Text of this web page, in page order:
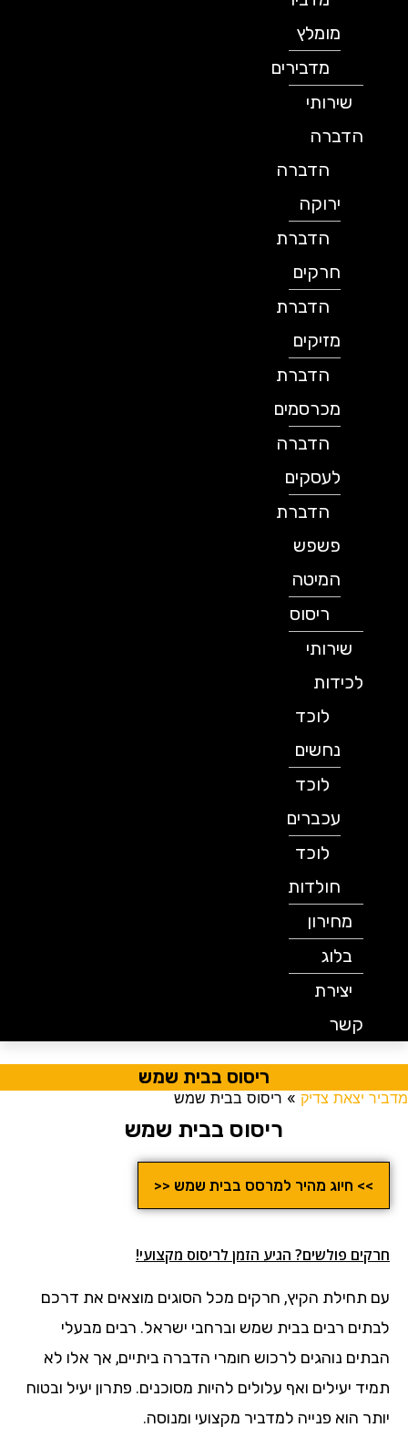
מומלץ
מדבירים
שירותי
הדברה
הדברה
ירוקה
הדברת
חרקים
הדברת
מזיקים
הדברת
מכרסמים
הדברה
לעסקים
הדברת
פשפש
המיטה
ריסוס
שירותי
לכידות
לוכד
נחשים
לוכד
עכברים
לוכד
חולדות
מחירון
בלוג
יצירת
קשר
ריסוס בבית שמש
מדביר יצאת צדיק » ריסוס בבית שמש
ריסוס בבית שמש
>> חיוג מהיר למרסס בבית שמש <<
חרקים פולשים? הגיע הזמן לריסוס מקצועי!
עם תחילת הקיץ, חרקים מכל הסוגים מוצאים את דרכם
לבתים רבים בבית שמש וברחבי ישראל. רבים מבעלי
הבתים נוהגים לרכוש חומרי הדברה ביתיים, אך אלו לא
תמיד יעילים ואף עלולים להיות מסוכנים. פתרון יעיל ובטוח
יותר הוא פנייה למדביר מקצועי ומנוסה.